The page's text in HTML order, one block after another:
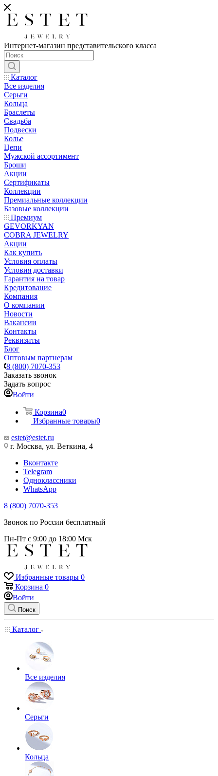
Интернет-магазин представительского класса
Каталог
Все изделия
Серьги
Кольца
Браслеты
Свадьба
Подвески
Колье
Цепи
Мужской ассортимент
Броши
Акции
Сертификаты
Коллекции
Премиальные коллекции
Базовые коллекции
Премиум
GEVORKYAN
COBRA JEWELRY
Акции
Как купить
Условия оплаты
Условия доставки
Гарантия на товар
Кредитование
Компания
О компании
Новости
Вакансии
Контакты
Реквизиты
Блог
Оптовым партнерам
8 (800) 7070-353
Заказать звонок
Задать вопрос
Войти
Корзина0
Избранные товары0
estet@estet.ru
г. Москва, ул. Веткина, 4
Вконтакте
Telegram
Одноклассники
WhatsApp
8 (800) 7070-353
Звонок по России бесплатный
Пн-Пт с 9:00 до 18:00 Мск
Избранные товары 0
Корзина 0
Войти
Поиск
Каталог
Все изделия
Серьги
Кольца